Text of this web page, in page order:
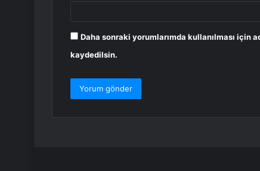
Daha sonraki yorumlarımda kullanılması için
kaydedilsin.